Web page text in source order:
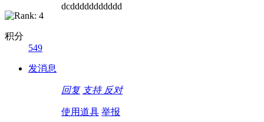
积分
549
发消息
dcddddddddddd
回复 支持 反对
使用道具 举报